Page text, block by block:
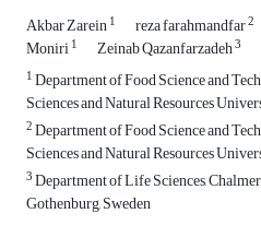
Akbar Zarein1 reza farahmandfar2
Moniri1 Zeinab Qazanfarzadeh3
1Department of Food Science and
Sciences and Natural Resources
2Department of Food Science and
Sciences and Natural Resources
3Department of Life Sciences,
Gothenburg, Sweden